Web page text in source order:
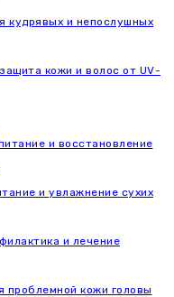
кудрявых и непослушных
кожи и волос от UV-
и восстановление
и увлажнение сухих
и лечение
проблемной кожи головы